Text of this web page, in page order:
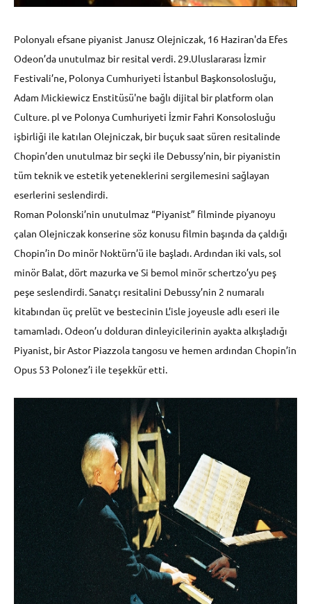
Polonyalı efsane piyanist Janusz Olejniczak, 16 Haziran'da Efes
Odeon’da unutulmaz bir resital verdi. 29.Uluslararası İzmir
Festivali’ne, Polonya Cumhuriyeti İstanbul Başkonsolosluğu,
Adam Mickiewicz Enstitüsü'ne bağlı dijital bir platform olan
Culture. pl ve Polonya Cumhuriyeti İzmir Fahri Konsolosluğu
işbirliği ile katılan Olejniczak, bir buçuk saat süren resitalinde
Chopin’den unutulmaz bir seçki ile Debussy’nin, bir piyanistin
tüm teknik ve estetik yeteneklerini sergilemesini sağlayan
eserlerini seslendirdi.
Roman Polonski’nin unutulmaz “Piyanist” filminde piyanoyu
çalan Olejniczak konserine söz konusu filmin başında da çaldığı
Chopin’in Do minör Noktürn’ü ile başladı. Ardından iki vals, sol
minör Balat, dört mazurka ve Si bemol minör schertzo’yu peş
peşe seslendirdi. Sanatçı resitalini Debussy’nin 2 numaralı
kitabından üç prelüt ve bestecinin L’isle joyeusle adlı eseri ile
tamamladı. Odeon’u dolduran dinleyicilerinin ayakta alkışladığı
Piyanist, bir Astor Piazzola tangosu ve hemen ardından Chopin’in
Opus 53 Polonez’i ile teşekkür etti.